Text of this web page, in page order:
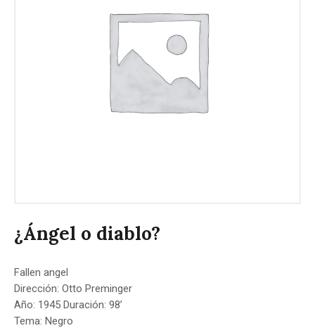
¿Ángel o diablo?
Fallen angel
Dirección: Otto Preminger
Año: 1945 Duración: 98’
Tema: Negro